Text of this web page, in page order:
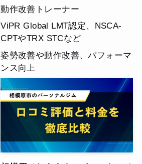
動作改善トレーナー
ViPR Global LMT認定、NSCA-
CPTやTRX STCなど
姿勢改善や動作改善、パフォーマ
ンス向上